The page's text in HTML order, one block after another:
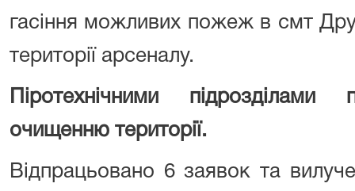
гасіння можливих пожеж в смт
території арсеналу.
Піротехнічними
очищенню території.
Відпрацьовано 6 заявок та